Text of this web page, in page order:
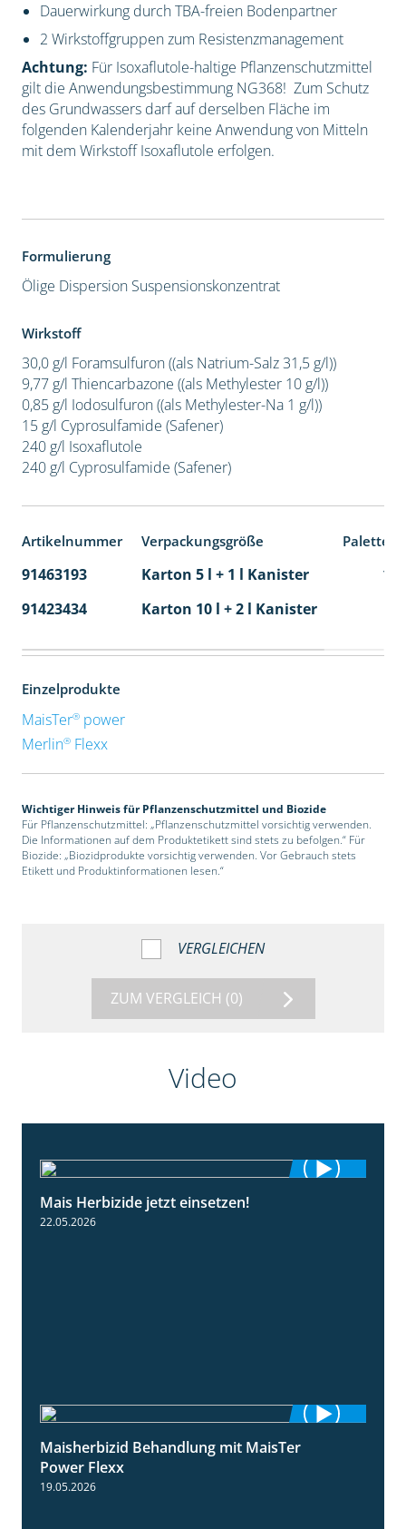
Dauerwirkung durch TBA-freien Bodenpartner
2 Wirkstoffgruppen zum Resistenzmanagement
Achtung: Für Isoxaflutole-haltige Pflanzenschutzmittel
gilt die Anwendungsbestimmung NG368! Zum Schutz
des Grundwassers darf auf derselben Fläche im
folgenden Kalenderjahr keine Anwendung von Mitteln
mit dem Wirkstoff Isoxaflutole erfolgen.
Formulierung
Ölige Dispersion Suspensionskonzentrat
Wirkstoff
30,0 g/l Foramsulfuron ((als Natrium-Salz 31,5 g/l))
9,77 g/l Thiencarbazone ((als Methylester 10 g/l))
0,85 g/l Iodosulfuron ((als Methylester-Na 1 g/l))
15 g/l Cyprosulfamide (Safener)
240 g/l Isoxaflutole
240 g/l Cyprosulfamide (Safener)
Artikelnummer Verpackungsgröße
91463193 Karton 5 l + 1 l Kanister
115
91423434
Karton 10 l + 2 l Kanister
Einzelprodukte
MaisTer®power
Merlin®Flexx
Wichtiger Hinweis für Pflanzenschutzmittel und Biozide
Für Pflanzenschutzmittel: „Pflanzenschutzmittel vorsichtig verwenden.
Die Informationen auf dem Produktetikett sind stets zu befolgen.“ Für
Biozide: „Biozidprodukte vorsichtig verwenden. Vor Gebrauch stets
Etikett und Produktinformationen lesen.“
VERGLEICHEN
ZUM VERGLEICH (0)
Video
Mais Herbizide jetzt einsetzen!
22.05.2026
Maisherbizid Behandlung mit MaisTer
Power Flexx
19.05.2026